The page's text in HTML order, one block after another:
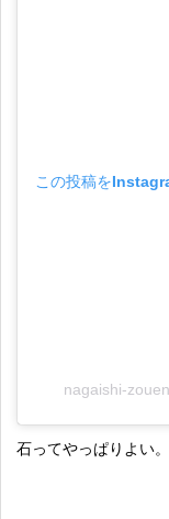
この投稿を
nagaishi-
石ってやっぱりよい。